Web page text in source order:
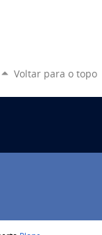
Voltar para o topo